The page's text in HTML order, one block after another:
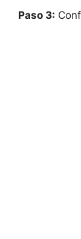
Paso 3: